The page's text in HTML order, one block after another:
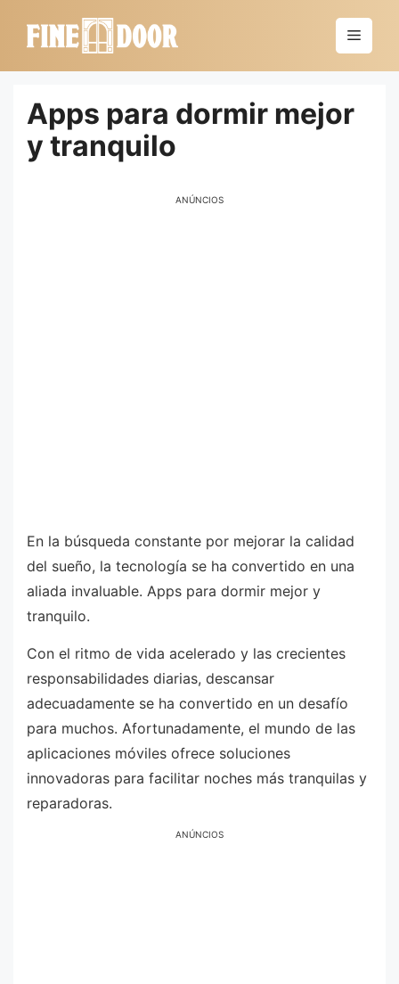
Menú
Apps para dormir mejor
y tranquilo
ANÚNCIOS
En la búsqueda constante por mejorar la calidad
del sueño, la tecnología se ha convertido en una
aliada invaluable. Apps para dormir mejor y
tranquilo.
Con el ritmo de vida acelerado y las crecientes
responsabilidades diarias, descansar
adecuadamente se ha convertido en un desafío
para muchos. Afortunadamente, el mundo de las
aplicaciones móviles ofrece soluciones
innovadoras para facilitar noches más tranquilas y
reparadoras.
ANÚNCIOS